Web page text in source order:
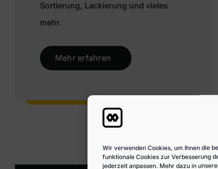
Wir verwenden Cookies, um Ihnen die
funktionale Cookies zur Verbesserung
jederzeit anpassen. Mehr dazu in
Sortierung, Lackierung und vieles
mehr.
Mehr erfahren